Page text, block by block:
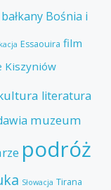
bałkany Bośnia i
Essaouira film
Kiszyniów
literatura
muzeum
podróż
Słowacja Tirana